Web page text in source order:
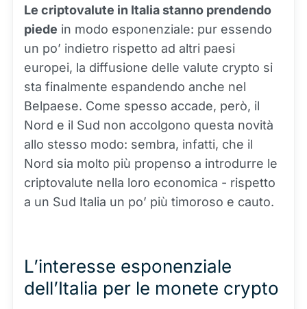
Le criptovalute in Italia stanno prendendo
piede in modo esponenziale: pur essendo
un po’ indietro rispetto ad altri paesi
europei, la diffusione delle valute crypto si
sta finalmente espandendo anche nel
Belpaese. Come spesso accade, però, il
Nord e il Sud non accolgono questa novità
allo stesso modo: sembra, infatti, che il
Nord sia molto più propenso a introdurre le
criptovalute nella loro economica - rispetto
a un Sud Italia un po’ più timoroso e cauto.
L’interesse esponenziale
dell’Italia per le monete crypto